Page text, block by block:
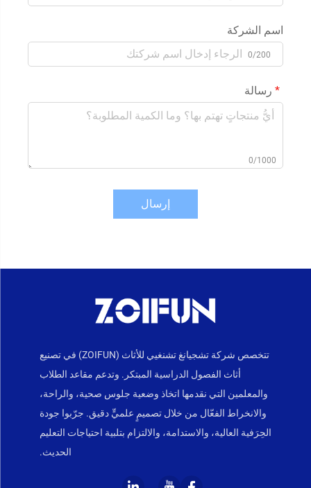
اسم الشركة
0/200
رسالة
0/1000
إرسال
تتخصص شركة تشجيانغ تشنغيي للأثاث (ZOIFUN) في تصنيع
أثاث الفصول الدراسية المبتكر. وتدعم مقاعد الطلاب
والمعلمين التي نقدمها اتخاذ وضعية جلوس صحية، والراحة،
والانخراط الفعّال من خلال تصميمٍ علميٍّ دقيق. جرّبوا جودة
الحِرَفية العالية، والاستدامة، والالتزام بتلبية احتياجات التعليم
الحديث.